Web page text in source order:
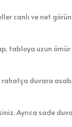
canlı ve net
tabloya uzun ömür
rahatça duvara
Ayrıca sade